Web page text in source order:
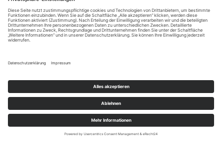
Ist nachhaltiges Holz für
Gartenmöbel verfügbar?
Ja, zertifizierte Hölzer mit FSC-
verantwortungsvolle
Hinweis: Bilder wurden auch mithilfe
künstlicher Intelligenz erzeugt.
Bildnachweis: